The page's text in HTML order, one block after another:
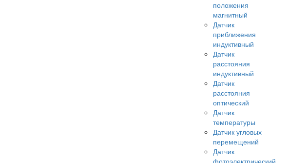
положения
магнитный
Датчик
приближения
индуктивный
Датчик
расстояния
индуктивный
Датчик
расстояния
оптический
Датчик
температуры
Датчик угловых
перемещений
Датчик
фотоэлектрический